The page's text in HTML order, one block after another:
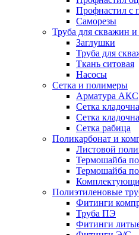
Профнастил с
Саморезы
Труба для скважин
Заглушки
Труба для
Ткань ситовая
Насосы
Сетка и полимеры
Арматура АКС
Сетка
Сетка
Сетка рабица
Поликарбонат и
Листовой
Термошайба
Термошайба
Полиэтиленовые
Фитинги
Труба ПЭ
Фитинги